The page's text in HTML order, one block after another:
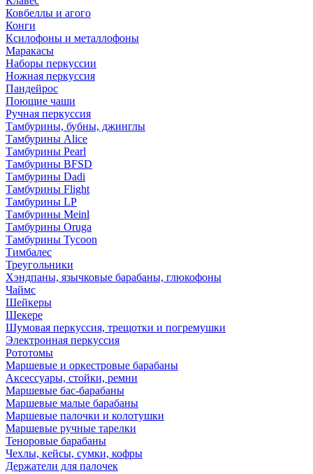
Ковбеллы и агого
Конги
Ксилофоны и металлофоны
Маракасы
Наборы перкуссии
Ножная перкуссия
Пандейрос
Поющие чаши
Ручная перкуссия
Тамбурины, бубны, джинглы
Тамбурины Alice
Тамбурины Pearl
Тамбурины BFSD
Тамбурины Dadi
Тамбурины Flight
Тамбурины LP
Тамбурины Meinl
Тамбурины Oruga
Тамбурины Tycoon
Тимбалес
Треугольники
Хэндпаны, язычковые барабаны, глюкофоны
Чаймс
Шейкеры
Шекере
Шумовая перкуссия, трещотки и погремушки
Электронная перкуссия
Рототомы
Маршевые и оркестровые барабаны
Аксессуары, стойки, ремни
Маршевые бас-барабаны
Маршевые малые барабаны
Маршевые палочки и колотушки
Маршевые ручные тарелки
Теноровые барабаны
Чехлы, кейсы, сумки, кофры
Держатели для палочек